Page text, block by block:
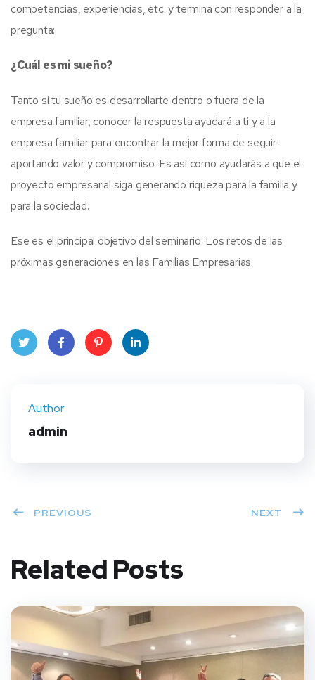
competencias, experiencias, etc. y termina con responder a la
pregunta:
¿Cuál es mi sueño?
Tanto si tu sueño es desarrollarte dentro o fuera de la
empresa familiar, conocer la respuesta ayudará a ti y a la
empresa familiar para encontrar la mejor forma de seguir
aportando valor y compromiso. Es así como ayudarás a que el
proyecto empresarial siga generando riqueza para la familia y
para la sociedad.
Ese es el principal objetivo del seminario: Los retos de las
próximas generaciones en las Familias Empresarias.
Author
admin
PREVIOUS NEXT
Related Posts